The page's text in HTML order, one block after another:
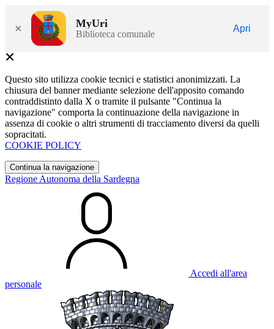
× MyUri
Biblioteca comunale
Apri
Questo sito utilizza cookie tecnici e statistici anonimizzati. La
chiusura del banner mediante selezione dell'apposito comando
contraddistinto dalla X o tramite il pulsante "Continua la
navigazione" comporta la continuazione della navigazione in
assenza di cookie o altri strumenti di tracciamento diversi da quelli
sopracitati.
COOKIE POLICY
Continua la navigazione
Regione Autonoma della Sardegna
Accedi all'area
personale